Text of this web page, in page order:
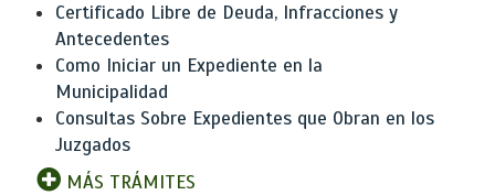
Certificado Libre de Deuda, Infracciones y
Antecedentes
Como Iniciar un Expediente en la
Municipalidad
Consultas Sobre Expedientes que Obran en los
Juzgados
MÁS TRÁMITES